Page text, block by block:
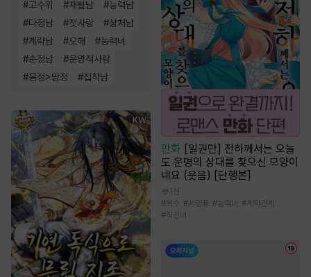
#고수위 #재벌남 #능력남
#다정남 #첫사랑 #상처남
#계략남 #오해 #능력녀
#순정남 #운명적사랑
#몸정>맘정 #집착남
만화 [일권만] 전하께서는 오늘
도 운명의 상대를 찾으신 모양이
네요 (웃음) [단행본]
1천
#복수 #서양풍 #능력녀 #계약관계
#직진녀